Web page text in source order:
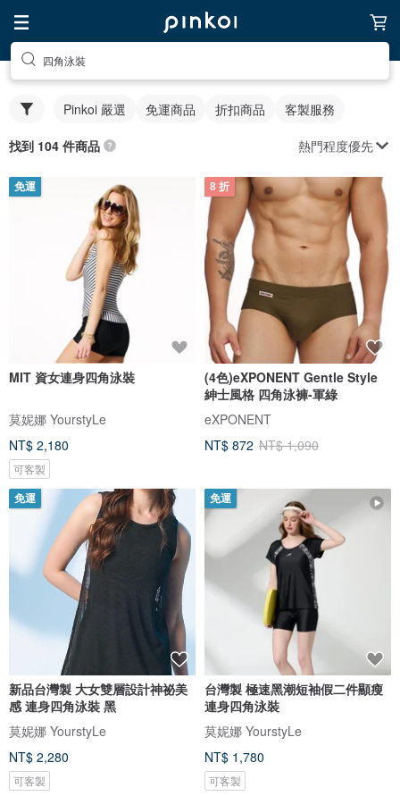
四角泳裝
Pinkoi 嚴選 免運商品 折扣商品 客製服務
找到 104 件商品 熱門程度優先
免運
MIT 資女連身四角泳裝
莫妮娜 YourstyLe
NT$ 2,180
可客製
8 折
(4色)eXPONENT Gentle Style
紳士風格 四角泳褲-軍綠
eXPONENT
NT$ 872 NT$ 1,090
免運
新品台灣製 大女雙層設計神祕美
感 連身四角泳裝 黑
莫妮娜 YourstyLe
NT$ 2,280
可客製
免運
台灣製 極速黑潮短袖假二件顯瘦
連身四角泳裝
莫妮娜 YourstyLe
NT$ 1,780
可客製